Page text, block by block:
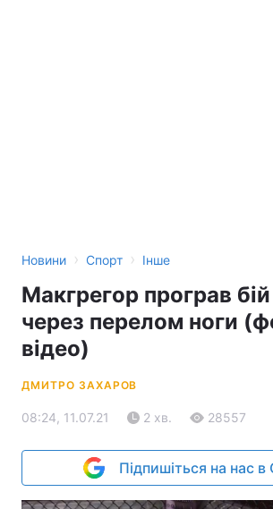
Новини › Спорт › Інше
Макгрегор програв
через перелом ноги
відео)
ДМИТРО ЗАХАРОВ
08:24, 11.07.21 2 хв. 28557
Підпишіться на нас в